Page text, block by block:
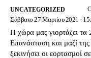
UNCATEGORIZED
Σάββατο 27 Μαρτίου 2021 -
Η χώρα μας γιορτάζει τα
Επανάσταση και μαζί
ξεκινήσει οι εορτασμοί